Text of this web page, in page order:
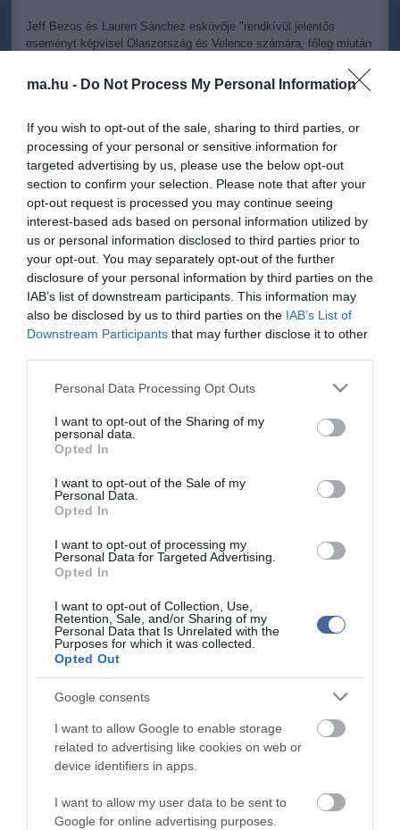
ma.hu - Do Not Process My Personal Information
If you wish to opt-out of the sale, sharing to third parties, or
processing of your personal or sensitive information for
targeted advertising by us, please use the below opt-out
section to confirm your selection. Please note that after your
opt-out request is processed you may continue seeing
interest-based ads based on personal information utilized by
us or personal information disclosed to third parties prior to
your opt-out. You may separately opt-out of the further
disclosure of your personal information by third parties on the
IAB’s list of downstream participants. This information may
also be disclosed by us to third parties on the IAB’s List of
Downstream Participants that may further disclose it to other
Please note that this website/app uses one or more Google
not limited to your visit or usage behaviour. You may click to
grant or deny consent to Google and its third-party tags to
use your data for below specified purposes in below Google
consent section.
Personal Data Processing Opt Outs
I want to opt-out of the Sharing of my
personal data.
Opted In
I want to opt-out of the Sale of my
Personal Data.
Opted In
I want to opt-out of processing my
Personal Data for Targeted Advertising.
Opted In
I want to opt-out of Collection, Use,
Retention, Sale, and/or Sharing of my
Personal Data that Is Unrelated with the
Purposes for which it was collected.
Opted Out
Google consents
I want to allow Google to enable storage
related to advertising like cookies on web or
device identifiers in apps.
I want to allow my user data to be sent to
Google for online advertising purposes.
Jeff Bezos és Lauren Sánchez esküvője "rendkívül jelentős
eseményt képvisel Olaszország és Velence számára, főleg miután
százalékos csökkenést mutatott, ami a belépődíj bevezetésével
magyarázható" - olvasható az idegenforgalmi tárca pénteki
A minisztérium úgy látja, hogy az év egyik kiemelt társadalmi
eseményéként számontartott esküvő világszintű láthatóságot ad
Velence városának. Köszönjük Jeff Bezosnak és mindenki
másnak, aki Olaszországot választja élete fontos történései
helyszíneként! - hangoztatta Santanche. A minisztérium adatai azt
mutatják, hogy Velence első számú bevételi forrását továbbra is az
idegenforgalom biztosítja évi 13 millió látogatóval, ami évi 1,4
milliárd euró forgalmat jelent.
Jeff Bezos és Lauren Sánchez péntek este mondta ki a boldogító
igent a Szent Györgyről elnevezett San Giorgio Maggiore szigeten,
amely egyébként a Cini kulturális alapítvány székhelye. Az
műhelyépületeiben folytatódik.
A becslések szerint 230 milliárd dolláros vagyonú Bezos, a világ
negyedik leggazdagabb embere, tíz- és harmincmillió dollár közötti
összeget költött az esküvőre. Hárommillió eurót Velence
városának és különböző tudományos kutatási csoportoknak
Találgatások kísérik az esküvő legtitkosabb részleteit: nem ismert
még az esküvői vacsorát elkészítő szakács neve, de a SkyTG24
a rendkívüli minőségű gasztronómiai termékek a Bezos esküvőre.
és a körtés-túrós tortát a Sal De Riso névvel ismert Salvatore De
Riso cukrászmestertől rendelte meg az amerikai pár. A szicíliai
Brontéból pisztáciaszállítmányok érkeztek Velencébe, Campania
tartományból a tipikus helyi alma, füge és sárgabarack, valamint
mozzarella sajt és paradicsom.
Figyelem! A cikkhez hozzáfűzött hozzászólások nem a
network nézeteit tükrözik. A szerkesztőség mindössze a hírek
- azok az olvasók személyes véleményét tartalmazzák.